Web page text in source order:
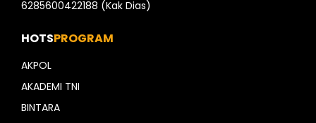
6285600422188 (Kak Dias)
HOTSPROGRAM
AKPOL
AKADEMI TNI
BINTARA